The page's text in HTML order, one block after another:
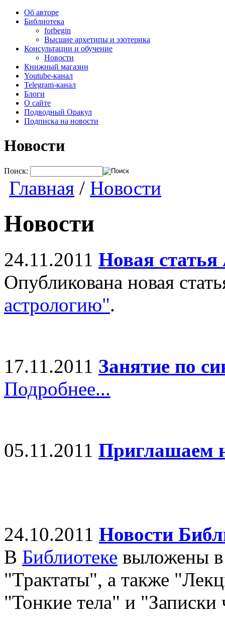
Об авторе
Библиотека
forbegin
Высшие архетипы и эзотерика
Консультации и обучение
Новости
Книжный магазин
Youtube-канал
Telegram-канал
Блоги
О сайте
Подводный Оракул
Подписка на новости
Новости
Поиск:
Главная / Новости
Новости
24.11.2011 Новая статья
Опубликована новая
астрологию".
17.11.2011 Занятие по
Подробнее...
05.11.2011 Приглашаем
24.10.2011 Новости
В Библиотеке выложены в
"Трактаты", а также
"Тонкие тела" и "Записки